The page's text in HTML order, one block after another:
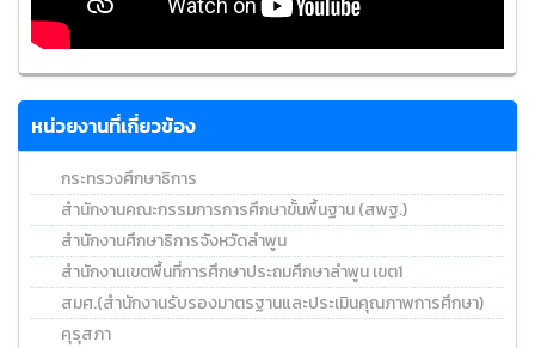
หน่วยงานที่เกี่ยวข้อง
กระทรวงศึกษาธิการ
สำนักงานคณะกรรมการการศึกษาขั้นพื้นฐาน (สพฐ.)
สำนักงานศึกษาธิการจังหวัดลำพูน
สำนักงานเขตพื้นที่การศึกษาประถมศึกษาลำพูน เขต1
สมศ.(สำนักงานรับรองมาตรฐานและประเมินคุณภาพการศึกษา)
คุรุสภา